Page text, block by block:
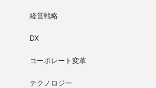
経営戦略
DX
コーポレート変革
テクノロジー